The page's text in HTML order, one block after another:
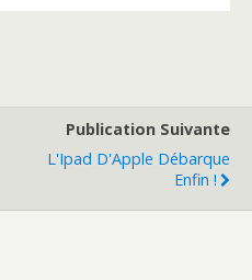
Publication Suivante
L'Ipad D'Apple Débarque
Enfin !